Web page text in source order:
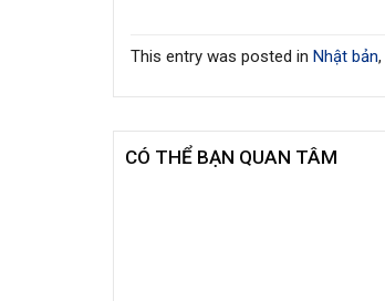
This entry was posted in Nhật bản,
CÓ THỂ BẠN QUAN TÂM